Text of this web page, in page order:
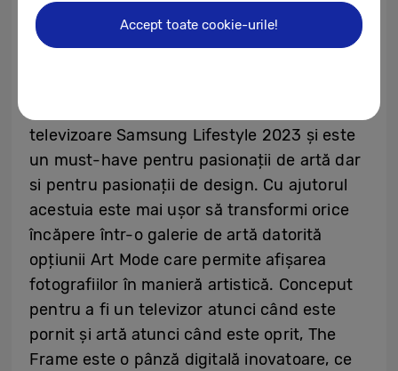
de tinerii din generația Z pasionați și
preocupați de a crea conținut pe rețelele
televizoare Samsung Lifestyle 2023 și este
un must-have pentru pasionații de artă dar
si pentru pasionații de design. Cu ajutorul
acestuia este mai ușor să transformi orice
încăpere într-o galerie de artă datorită
opțiunii Art Mode care permite afișarea
fotografiilor în manieră artistică. Conceput
pentru a fi un televizor atunci când este
pornit și artă atunci când este oprit, The
Frame este o pânză digitală inovatoare, ce
Accept toate cookie-urile!